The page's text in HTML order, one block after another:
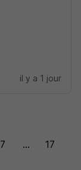
il y a 1 jour
7 ... 17